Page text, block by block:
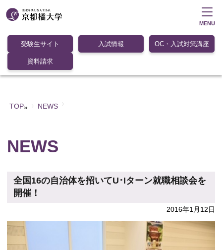
MENU
受験生サイト 入試情報 OC・入試対策講座
資料請求
TOP» NEWS
NEWS
全国16の自治体を招いてU･Iターン就職相談会を
開催！
2016年1月12日